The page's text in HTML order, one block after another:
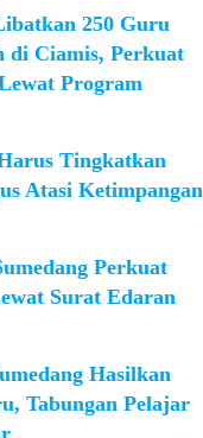
250 Guru
di Ciamis, Perkuat
Program
Tingkatkan
Atasi Ketimpangan
Perkuat
Surat Edaran
Hasilkan
Tabungan Pelajar